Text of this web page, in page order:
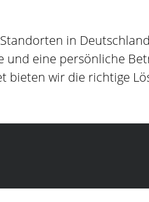
in
eine persönliche
bieten wir die richtige